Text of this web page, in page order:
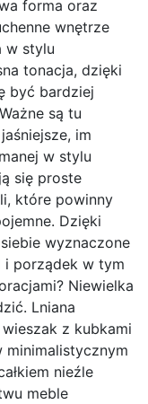
forma oraz
wnętrze
w stylu
tonacja, dzięki
być bardziej
są tu
im
w stylu
się proste
które powinny
Dzięki
wyznaczone
i porządek w tym
Niewielka
Lniana
z kubkami
minimalistycznym
nieźle
meble